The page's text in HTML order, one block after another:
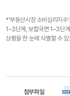
*'부동산시장 소비심리지
1~3단계, 보합국면 1~3단
상황을 한 눈에 식별할 수
첨부파일